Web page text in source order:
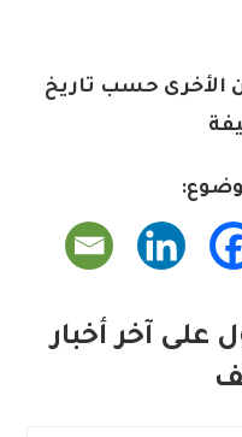
الأخرى حسب تاريخ
آخر أخبار